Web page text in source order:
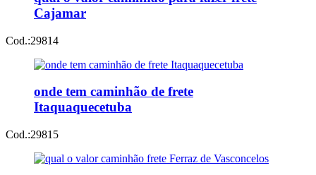
Cajamar
Cod.:29814
onde tem caminhão de frete
Itaquaquecetuba
Cod.:29815